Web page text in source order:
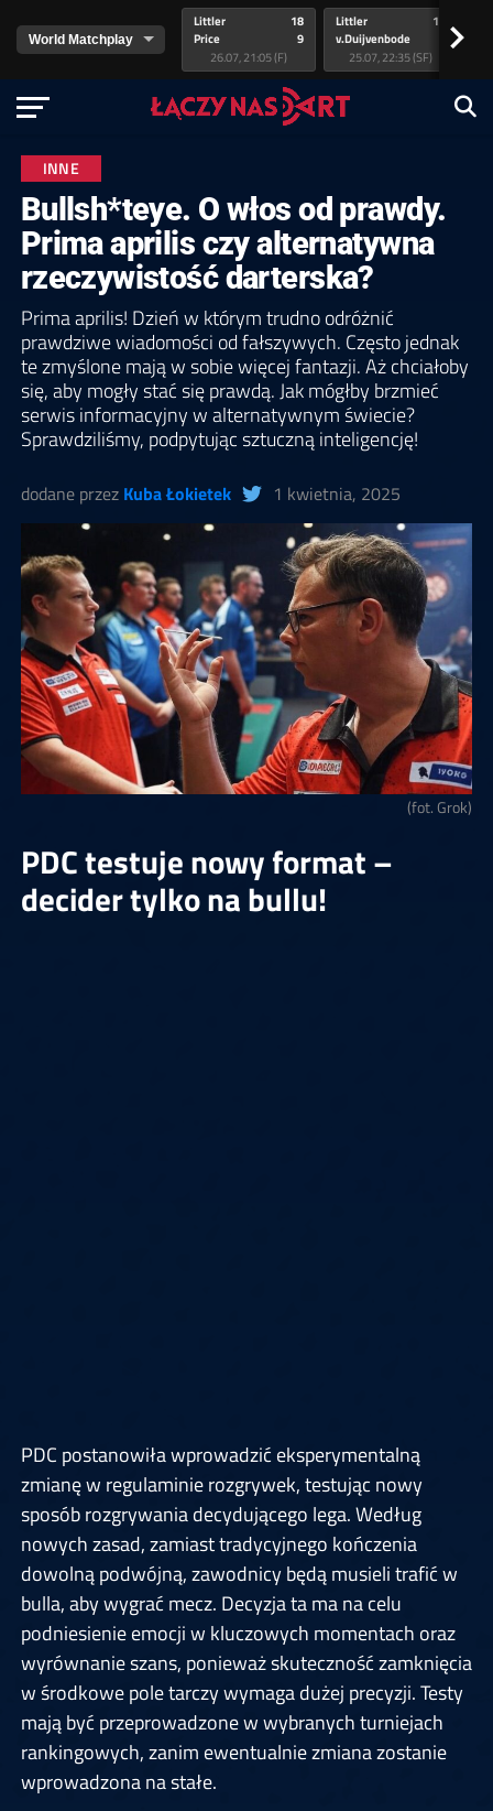
Littler
Price
18
9
26.07, 21:05 (F)
Littler
v.Duijvenbode
17
25.07, 22:35 (SF)
>
INNE
Bullsh*teye. O włos od prawdy.
Prima aprilis czy alternatywna
rzeczywistość darterska?
Prima aprilis! Dzień w którym trudno odróżnić
prawdziwe wiadomości od fałszywych. Często jednak
te zmyślone mają w sobie więcej fantazji. Aż chciałoby
się, aby mogły stać się prawdą. Jak mógłby brzmieć
serwis informacyjny w alternatywnym świecie?
Sprawdziliśmy, podpytując sztuczną inteligencję!
dodane przez Kuba Łokietek 1 kwietnia, 2025
(fot. Grok)
PDC testuje nowy format –
decider tylko na bullu!
PDC postanowiła wprowadzić eksperymentalną
zmianę w regulaminie rozgrywek, testując nowy
sposób rozgrywania decydującego lega. Według
nowych zasad, zamiast tradycyjnego kończenia
dowolną podwójną, zawodnicy będą musieli trafić w
bulla, aby wygrać mecz. Decyzja ta ma na celu
podniesienie emocji w kluczowych momentach oraz
wyrównanie szans, ponieważ skuteczność zamknięcia
w środkowe pole tarczy wymaga dużej precyzji. Testy
mają być przeprowadzone w wybranych turniejach
rankingowych, zanim ewentualnie zmiana zostanie
wprowadzona na stałe.